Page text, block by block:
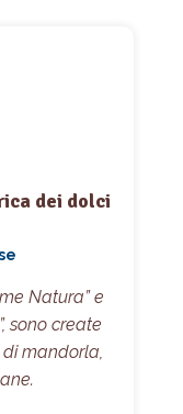
dei dolci
Natura” e
sono create
di mandorla,